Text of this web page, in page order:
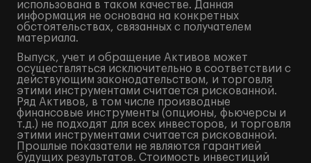
использована в таком качестве. Данная
информация не основана на конкретных
обстоятельствах, связанных с получателем
материала.
Выпуск, учет и обращение Активов может
осуществляться исключительно в соответствии с
действующим законодательством, и торговля
этими инструментами считается рискованной.
Ряд Активов, в том числе производные
финансовые инструменты (опционы, фьючерсы и
т.д.) не подходят для всех инвесторов, и торговля
этими инструментами считается рискованной.
Прошлые показатели не являются гарантией
будущих результатов. Стоимость инвестиций